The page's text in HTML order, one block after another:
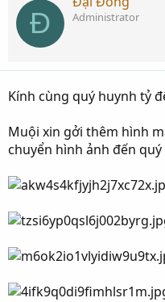
Đ Administrator
Kính cùng quý huynh tỷ
Muội xin gởi thêm hình
chuyển hình ảnh đến